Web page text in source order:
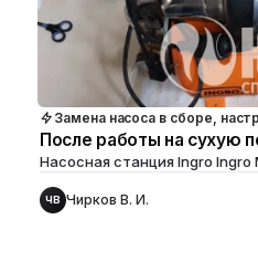
Замена насоса в сборе,
После работы на сухую
Насосная станция Ingro Ingro
ЧВ Чирков В. И.